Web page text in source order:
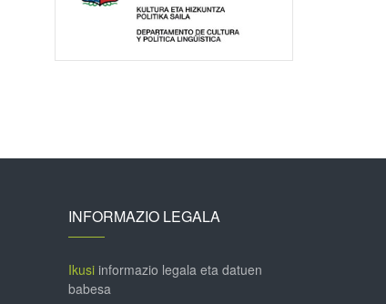
INFORMAZIO LEGALA
Ikusiinformazio legala eta datuen
babesa